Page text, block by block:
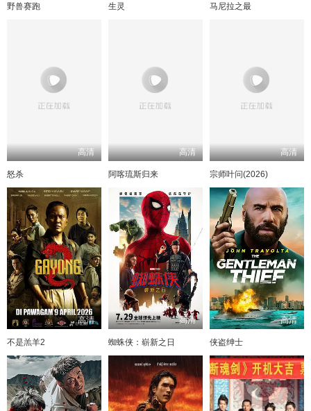
野兽赛跑 生灵 马尼拉之最
高清
怒杀
高清
阿喀琉斯归来
高清
宗师叶问(2026)
高清
不是羔羊2
高清
蜘蛛侠：崭新之日
高清
侠盗绅士